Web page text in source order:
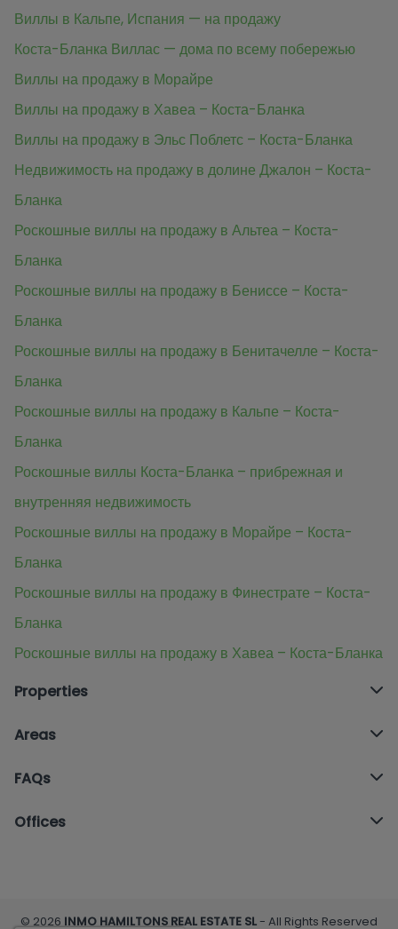
Виллы в Кальпе, Испания — на продажу
Коста-Бланка Виллас — дома по всему побережью
Виллы на продажу в Морайре
Виллы на продажу в Хавеа – Коста-Бланка
Виллы на продажу в Эльс Поблетс – Коста-Бланка
Недвижимость на продажу в долине Джалон – Коста-
Бланка
Роскошные виллы на продажу в Альтеа – Коста-
Бланка
Роскошные виллы на продажу в Бениссе – Коста-
Бланка
Роскошные виллы на продажу в Бенитачелле – Коста-
Бланка
Роскошные виллы на продажу в Кальпе – Коста-
Бланка
Роскошные виллы Коста-Бланка – прибрежная и
внутренняя недвижимость
Роскошные виллы на продажу в Морайре – Коста-
Бланка
Роскошные виллы на продажу в Финестрате – Коста-
Бланка
Роскошные виллы на продажу в Хавеа – Коста-Бланка
Properties
Areas
FAQs
Offices
© 2026 INMO HAMILTONS REAL ESTATE SL - All Rights Reserved